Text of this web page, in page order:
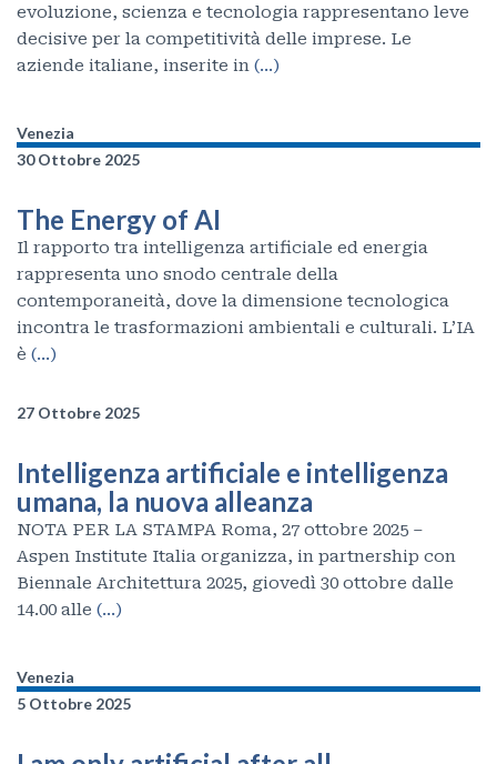
evoluzione, scienza e tecnologia rappresentano leve
decisive per la competitività delle imprese. Le
aziende italiane, inserite in (…)
Venezia
30 Ottobre 2025
The Energy of AI
Il rapporto tra intelligenza artificiale ed energia
rappresenta uno snodo centrale della
contemporaneità, dove la dimensione tecnologica
incontra le trasformazioni ambientali e culturali. L’IA
è (…)
27 Ottobre 2025
Intelligenza artificiale e intelligenza
umana, la nuova alleanza
NOTA PER LA STAMPA Roma, 27 ottobre 2025 –
Aspen Institute Italia organizza, in partnership con
Biennale Architettura 2025, giovedì 30 ottobre dalle
14.00 alle (…)
Venezia
5 Ottobre 2025